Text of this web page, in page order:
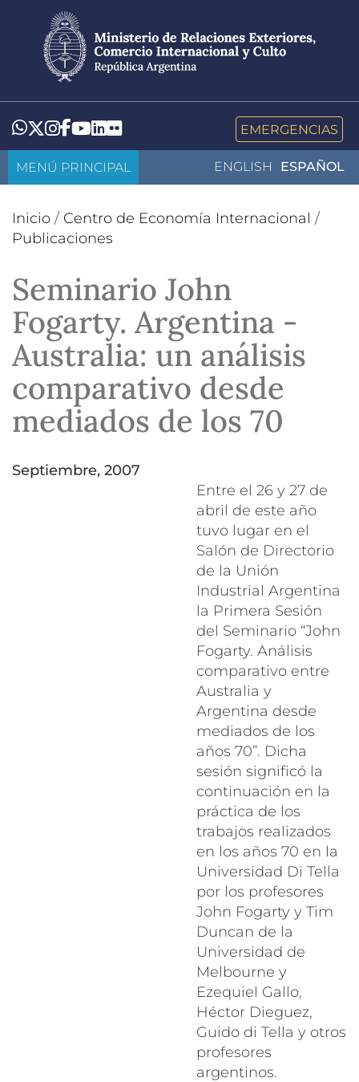
contenido
principal
Whatsapp
Twitter
Instagram
Facebook
YouTube
LinkedIn
Flickr EMERGENCIAS
ENGLISH ESPAÑOL
MENÚ PRINCIPAL
Inicio / Centro de Economía Internacional /
Publicaciones
Seminario John
Fogarty. Argentina -
Australia: un análisis
comparativo desde
mediados de los 70
septiembre, 2007
Entre el 26 y 27 de
abril de este año
tuvo lugar en el
Salón de Directorio
de la Unión
Industrial Argentina
la Primera Sesión
del Seminario “John
Fogarty. Análisis
comparativo entre
Australia y
Argentina desde
mediados de los
años 70”. Dicha
sesión significó la
continuación en la
práctica de los
trabajos realizados
en los años 70 en la
Universidad Di Tella
por los profesores
John Fogarty y Tim
Duncan de la
Universidad de
Melbourne y
Ezequiel Gallo,
Héctor Dieguez,
Guido di Tella y otros
profesores
argentinos.